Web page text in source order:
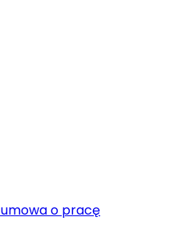
umowa o pracę